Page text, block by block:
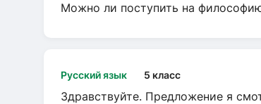
Можно ли поступить на
Русский язык 5 класс
Здравствуйте. Предложение я